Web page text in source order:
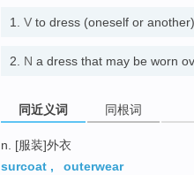
1. V to dress (oneself or
2. N a dress that may be worn
同近义词 同根词
n. [服装]外衣
surcoat , outerwear